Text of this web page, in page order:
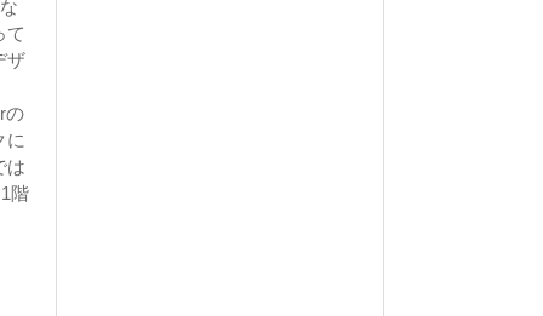
て
ザ
の
に
は
階